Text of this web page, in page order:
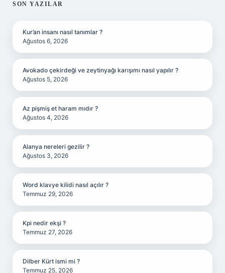
SIDEBAR
SON YAZILAR
Kur’an insanı nasıl tanımlar ?
Ağustos 6, 2026
Avokado çekirdeği ve zeytinyağı karışımı nasıl yapılır ?
Ağustos 5, 2026
Az pişmiş et haram mıdır ?
Ağustos 4, 2026
Alanya nereleri gezilir ?
Ağustos 3, 2026
Word klavye kilidi nasıl açılır ?
Temmuz 29, 2026
Kpi nedir ekşi ?
Temmuz 27, 2026
Dilber Kürt ismi mi ?
Temmuz 25, 2026